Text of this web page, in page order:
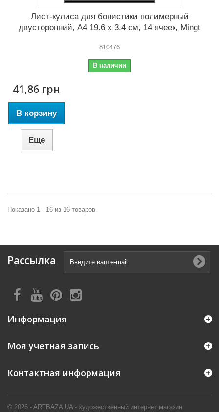
Лист-кулиса для бонистики полимерный
двусторонний, А4 19.6 x 3.4 cм, 14 ячеек, Mingt
810476
В наличии
41,86 грн
В корзину
Еще
Показано 1 - 16 из 16 товаров
Рассылка
Информация
© 2026 - ARTBAZA UA - художественный интернет магазин
Моя учетная запись
Контактная информация